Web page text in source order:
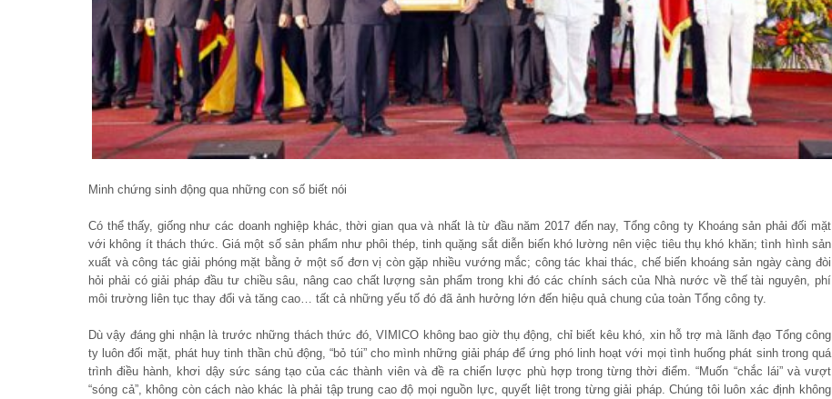
Minh chứng sinh động qua những con số biết nói
Có thể thấy, giống như các doanh nghiệp khác, thời gian qua và nhất là từ đầu năm 2017 đến nay, Tổng công ty Khoáng sản phải đối mặt
với không ít thách thức. Giá một số sản phẩm như phôi thép, tinh quặng sắt diễn biến khó lường nên việc tiêu thụ khó khăn; tình hình sản
xuất và công tác giải phóng mặt bằng ở một số đơn vị còn gặp nhiều vướng mắc; công tác khai thác, chế biến khoáng sản ngày càng đòi
hỏi phải có giải pháp đầu tư chiều sâu, nâng cao chất lượng sản phẩm trong khi đó các chính sách của Nhà nước về thế tài nguyên, phí
môi trường liên tục thay đổi và tăng cao… tất cả những yếu tố đó đã ảnh hưởng lớn đến hiệu quả chung của toàn Tổng công ty.
Dù vậy đáng ghi nhận là trước những thách thức đó, VIMICO không bao giờ thụ động, chỉ biết kêu khó, xin hỗ trợ mà lãnh đạo Tổng công
ty luôn đối mặt, phát huy tinh thần chủ động, “bỏ túi” cho mình những giải pháp để ứng phó linh hoạt với mọi tình huống phát sinh trong quá
trình điều hành, khơi dậy sức sáng tạo của các thành viên và đề ra chiến lược phù hợp trong từng thời điểm. “Muốn “chắc lái” và vượt
“sóng cả”, không còn cách nào khác là phải tập trung cao độ mọi nguồn lực, quyết liệt trong từng giải pháp. Chúng tôi luôn xác định không